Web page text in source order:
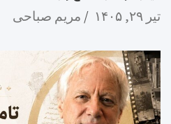
تیر ۲۹, ۱۴۰۵ مریم صباحی